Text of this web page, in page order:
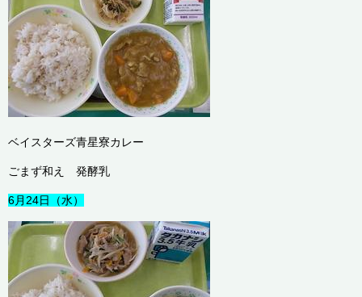
ベイスターズ青星寮カレー
ごまず和え 発酵乳
6月24日（水）